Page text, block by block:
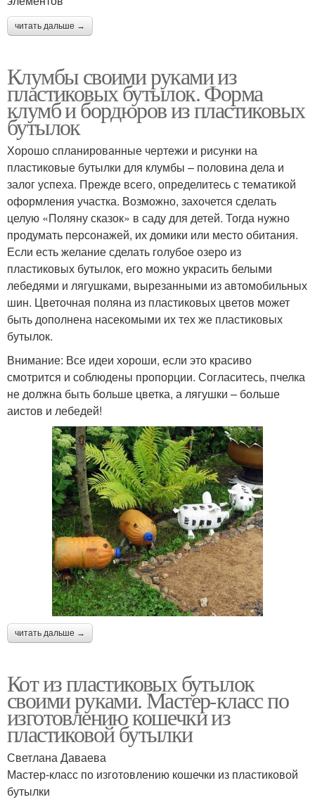
читать дальше →
Клумбы своими руками из
пластиковых бутылок. Форма
клумб и бордюров из пластиковых
бутылок
Хорошо спланированные чертежи и рисунки на
пластиковые бутылки для клумбы – половина дела и
залог успеха. Прежде всего, определитесь с тематикой
оформления участка. Возможно, захочется сделать
целую «Поляну сказок» в саду для детей. Тогда нужно
продумать персонажей, их домики или место обитания.
Если есть желание сделать голубое озеро из
пластиковых бутылок, его можно украсить белыми
лебедями и лягушками, вырезанными из автомобильных
шин. Цветочная поляна из пластиковых цветов может
быть дополнена насекомыми их тех же пластиковых
бутылок.
Внимание: Все идеи хороши, если это красиво
смотрится и соблюдены пропорции. Согласитесь, пчелка
не должна быть больше цветка, а лягушки – больше
аистов и лебедей!
читать дальше →
Кот из пластиковых бутылок
своими руками. Мастер-класс по
изготовлению кошечки из
пластиковой бутылки
Светлана Даваева
Мастер-класс по изготовлению кошечки из пластиковой
бутылки